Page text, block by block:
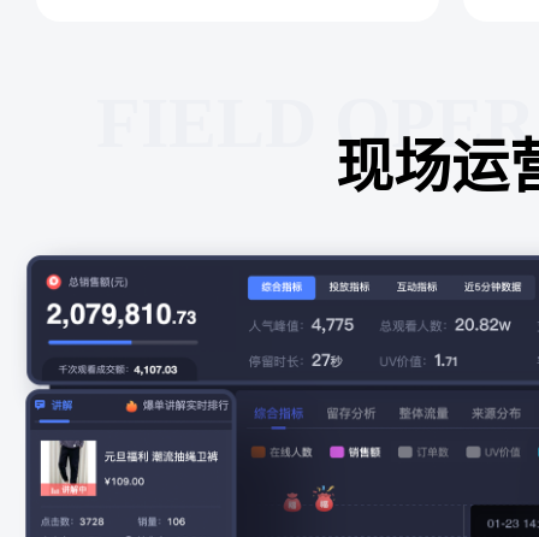
FIELD
现场运